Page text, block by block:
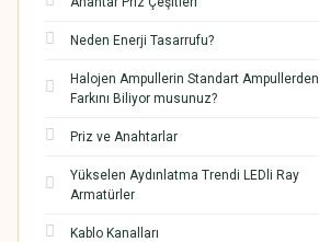
Neden Enerji Tasarrufu?
Halojen Ampullerin Standart Ampullerden
Farkını Biliyor musunuz?
Priz ve Anahtarlar
Yükselen Aydınlatma Trendi LEDli Ray
Armatürler
Kablo Kanalları